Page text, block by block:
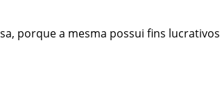
, porquea mesma possui fins lucrativos